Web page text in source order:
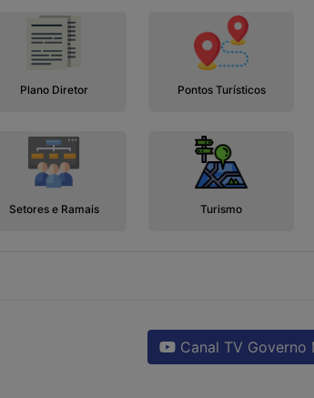
Plano Diretor Pontos Turísticos
Setores e Ramais Turismo
Canal TV Governo